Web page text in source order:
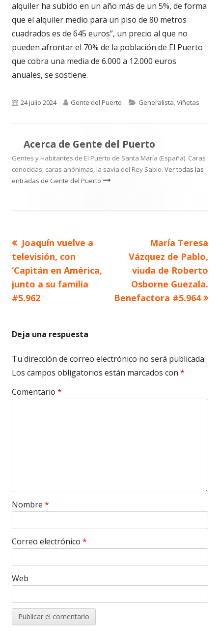
alquiler ha subido en un año más de un 5%, de forma
que el alquiler medio para un piso de 80 metros
cuadrados es de 645 euros”, un precio al que no
pueden afrontar el 70% de la población de El Puerto
que cobra una media de 6.000 a 12.000 euros
anuales, se sostiene.
Publicado
24 julio 2024 Autor
Gente del Puerto Categorías
Generalista,Viñetas
Acerca de Gente del Puerto
Gentes y Habitantes de El Puerto de Santa María (España). Caras
conocidas, caras anónimas, la savia del Rey Sabio. Ver todas las
entradas de Gente del Puerto
Navegación
de
entradas
Artículo
anterior
Joaquín vuelve a
televisión, con
‘Capitán en América,
junto a su familia
#5.962
Artículo
siguiente
María Teresa
Vázquez de Pablo,
viuda de Roberto
Osborne Guezala.
Benefactora #5.964
Deja una respuesta
Tu dirección de correo electrónico no será publicada.
Los campos obligatorios están marcados con *
Comentario *
Nombre *
Correo electrónico *
Web